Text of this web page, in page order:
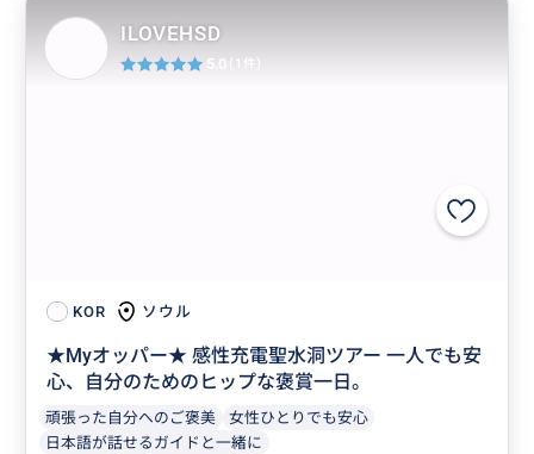
KOR ソウル
★Myオッパー★ 感性充電聖水洞ツアー 一人でも安
心、自分のためのヒップな褒賞一日。
頑張った自分へのご褒美
女性ひとりでも安心
日本語が話せるガイドと一緒に
ILOVEHSD
5.0 (1件)